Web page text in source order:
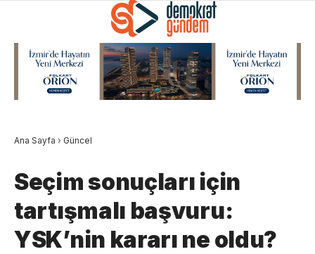
Ana Sayfa › Güncel
Seçim sonuçları için
tartışmalı başvuru:
YSK’nin kararı ne oldu?